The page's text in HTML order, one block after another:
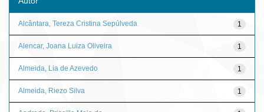
1
Alcântara, Tereza Cristina Sepúlveda
1
Alencar, Joana Luiza Oliveira
1
Almeida, Lia de Azevedo
1
Almeida, Riezo Silva